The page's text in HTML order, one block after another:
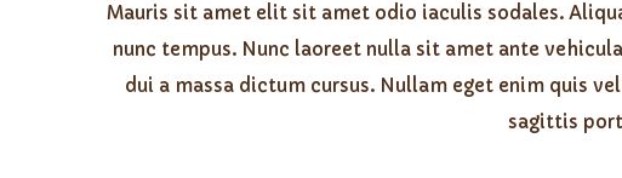
Mauris sit amet elit sit amet odio iaculis sodales.
nunc tempus. Nunc laoreet nulla sit amet ante
dui a massa dictum cursus. Nullam eget enim quis
sagittis